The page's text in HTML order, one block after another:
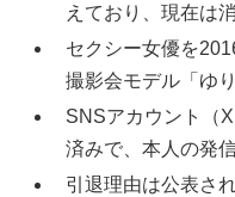
えており、現在は
セクシー女優を
撮影会モデル「ゆ
SNSアカウント（
済みで、本人の発
引退理由は公表さ